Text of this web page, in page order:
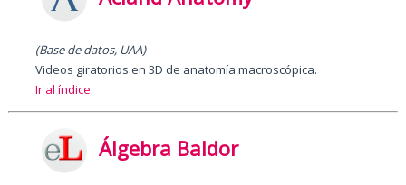
(Base de datos, UAA)
Videos giratorios en 3D de anatomía macroscópica.
Ir al índice
Álgebra Baldor